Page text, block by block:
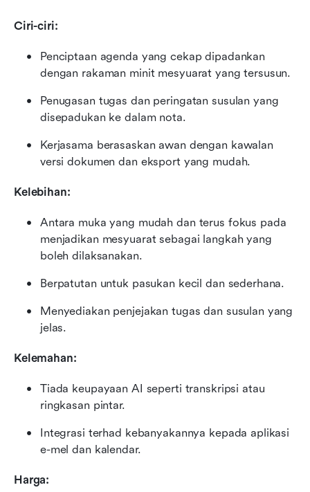
Ciri-ciri:
Penciptaan agenda yang cekap dipadankan
dengan rakaman minit mesyuarat yang tersusun.
Penugasan tugas dan peringatan susulan yang
disepadukan ke dalam nota.
Kerjasama berasaskan awan dengan kawalan
versi dokumen dan eksport yang mudah.
Kelebihan:
Antara muka yang mudah dan terus fokus pada
menjadikan mesyuarat sebagai langkah yang
boleh dilaksanakan.
Berpatutan untuk pasukan kecil dan sederhana.
Menyediakan penjejakan tugas dan susulan yang
jelas.
Kelemahan:
Tiada keupayaan AI seperti transkripsi atau
ringkasan pintar.
Integrasi terhad kebanyakannya kepada aplikasi
e-mel dan kalendar.
Harga: